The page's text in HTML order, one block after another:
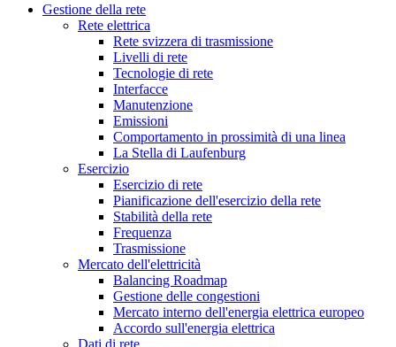
Gestione della rete
Rete elettrica
Rete svizzera di trasmissione
Livelli di rete
Tecnologie di rete
Interfacce
Manutenzione
Emissioni
Comportamento in prossimità di una linea
La Stella di Laufenburg
Esercizio
Esercizio di rete
Pianificazione dell'esercizio della rete
Stabilità della rete
Frequenza
Trasmissione
Mercato dell'elettricità
Balancing Roadmap
Gestione delle congestioni
Mercato interno dell'energia elettrica europeo
Accordo sull'energia elettrica
Dati di rete